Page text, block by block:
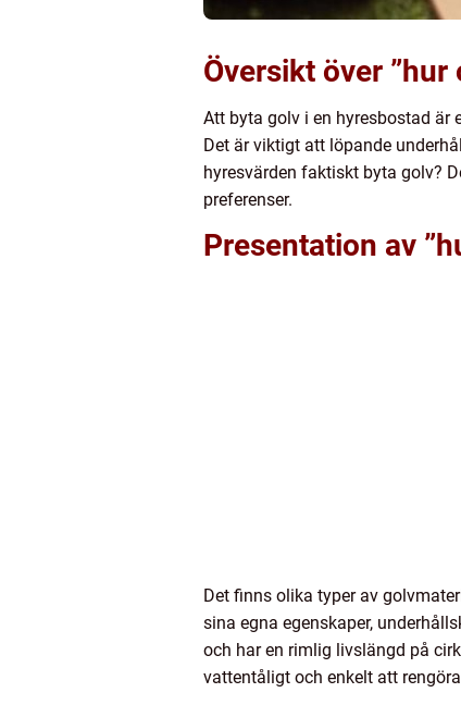
Översikt över
Att byta golv i en hyresbostad
Det är viktigt att löpande
hyresvärden faktiskt byta golv?
preferenser.
Presentation av
Det finns olika typer av
sina egna egenskaper,
och har en rimlig livslängd på
vattentåligt och enkelt att